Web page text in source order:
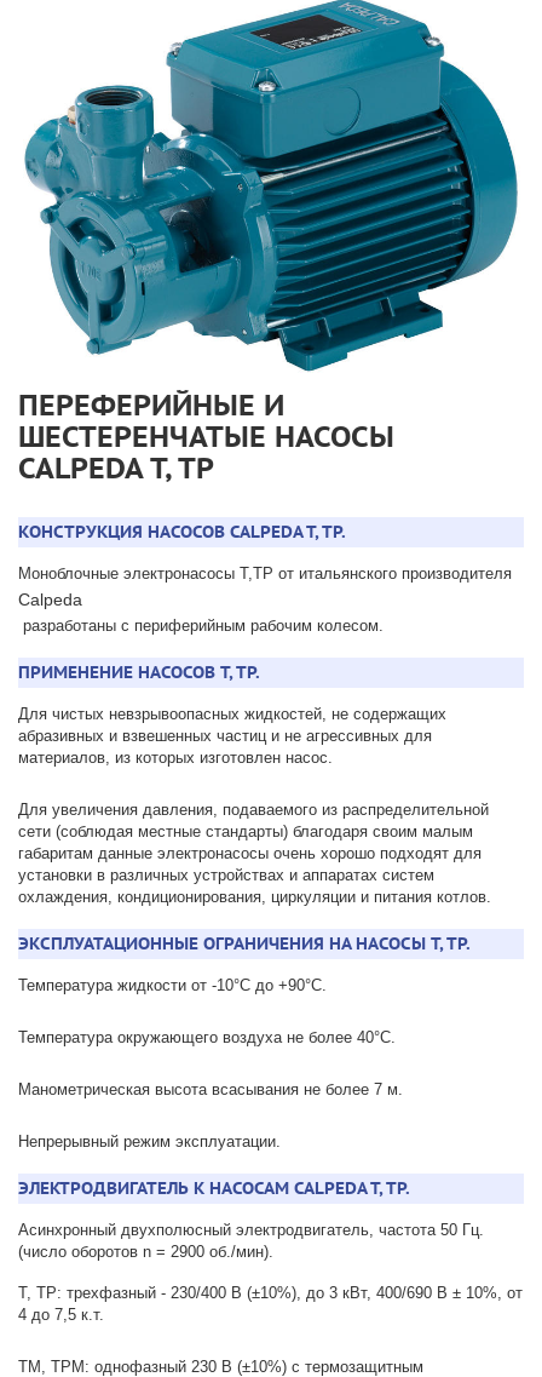
ПЕРЕФЕРИЙНЫЕ И
ШЕСТЕРЕНЧАТЫЕ НАСОСЫ
CALPEDA T, TP
КОНСТРУКЦИЯ НАСОСОВ CALPEDA T, TP.
Моноблочные электронасосы Т,ТР от итальянского производителя
Calpeda
разработаны с периферийным рабочим колесом.
ПРИМЕНЕНИЕ НАСОСОВ T, TP.
Для чистых невзрывоопасных жидкостей, не содержащих
абразивных и взвешенных частиц и не агрессивных для
материалов, из которых изготовлен насос.
Для увеличения давления, подаваемого из распределительной
сети (соблюдая местные стандарты) благодаря своим малым
габаритам данные электронасосы очень хорошо подходят для
установки в различных устройствах и аппаратах систем
охлаждения, кондиционирования, циркуляции и питания котлов.
ЭКСПЛУАТАЦИОННЫЕ ОГРАНИЧЕНИЯ НА НАСОСЫ T, TP.
Температура жидкости от -10°C до +90°C.
Температура окружающего воздуха не более 40°C.
Манометрическая высота всасывания не более 7 м.
Непрерывный режим эксплуатации.
ЭЛЕКТРОДВИГАТЕЛЬ К НАСОСАМ CALPEDA T, TP.
Асинхронный двухполюсный электродвигатель, частота 50 Гц.
(число оборотов n = 2900 об./мин).
T, TP: трехфазный - 230/400 В (±10%), до 3 кВт, 400/690 В ± 10%, от
4 до 7,5 к.т.
TM, TPM: однофазный 230 В (±10%) с термозащитным